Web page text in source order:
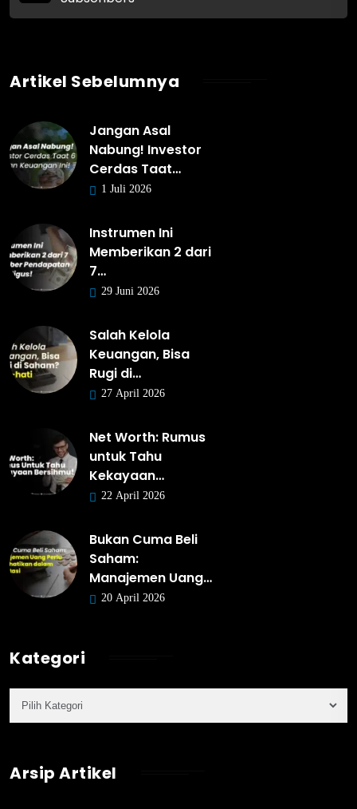
Artikel Sebelumnya
Jangan Asal
Nabung! Investor
Cerdas Taat…
1 Juli 2026
Instrumen Ini
Memberikan 2 dari
7…
29 Juni 2026
Salah Kelola
Keuangan, Bisa
Rugi di…
27 April 2026
Net Worth: Rumus
untuk Tahu
Kekayaan…
22 April 2026
Bukan Cuma Beli
Saham:
Manajemen Uang…
20 April 2026
Kategori
Arsip Artikel